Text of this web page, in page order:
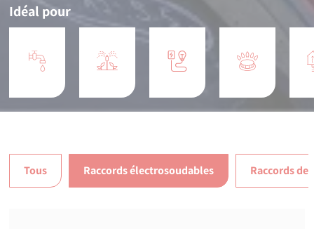
Idéal pour
Tous Raccords électrosoudables Raccords